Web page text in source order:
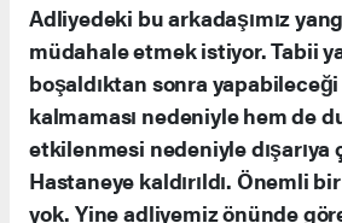
Adliyedeki bu arkadaşımız
müdahale etmek istiyor. Tabii
boşaldıktan sonra
kalmaması nedeniyle hem de
etkilenmesi nedeniyle dışarıya
Hastaneye kaldırıldı. Önemli
yok. Yine adliyemiz önünde